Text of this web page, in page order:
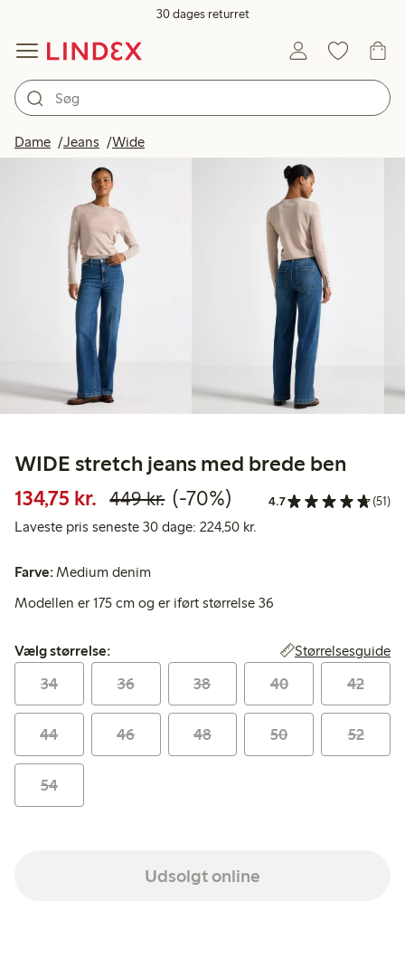
30 dages returret
Dame Jeans Wide
WIDE stretch jeans med brede ben
134,75 kr. Nedsat pris: 134,75 kr.
449 kr.Normalpris: 449,00 kr.
70 % rabat
(-70%) 4.7 (51)
Laveste pris seneste 30 dage: 224,50 kr.
Farve:Medium denim
Modellen er 175 cm og er iført størrelse 36
Vælg størrelse:
Vælg størrelse: Størrelsesguide
34 36 38 40 42
44 46 48 50 52
54
Udsolgt online